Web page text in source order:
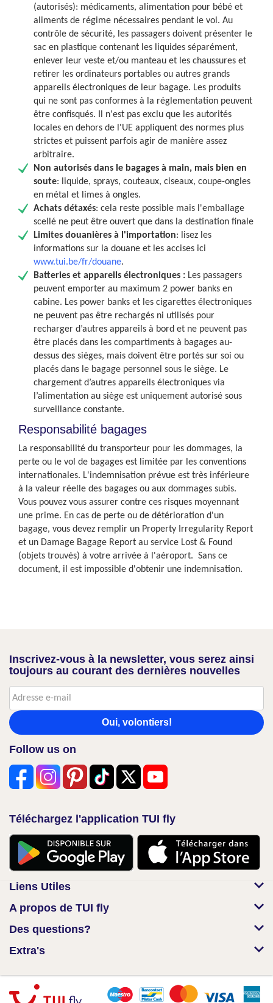
(autorisés): médicaments, alimentation pour bébé et
aliments de régime nécessaires pendant le vol. Au
contrôle de sécurité, les passagers doivent présenter le
sac en plastique contenant les liquides séparément,
enlever leur veste et/ou manteau et les chaussures et
retirer les ordinateurs portables ou autres grands
appareils électroniques de leur bagage. Les produits
qui ne sont pas conformes à la réglementation peuvent
être confisqués. Il n'est pas exclu que les autorités
locales en dehors de l'UE appliquent des normes plus
strictes et puissent parfois agir de manière assez
arbitraire.
Non autorisés dans le bagages à main, mais bien en
soute: liquide, sprays, couteaux, ciseaux, coupe-ongles
en métal et limes à ongles.
Achats détaxés: cela reste possible mais l'emballage
scellé ne peut être ouvert que dans la destination finale
Limites douanières à l'importation: lisez les
informations sur la douane et les accises ici
www.tui.be/fr/douane.
Batteries et appareils électroniques : Les passagers
peuvent emporter au maximum 2 power banks en
cabine. Les power banks et les cigarettes électroniques
ne peuvent pas être rechargés ni utilisés pour
recharger d’autres appareils à bord et ne peuvent pas
être placés dans les compartiments à bagages au-
dessus des sièges, mais doivent être portés sur soi ou
placés dans le bagage personnel sous le siège. Le
chargement d’autres appareils électroniques via
l’alimentation au siège est uniquement autorisé sous
surveillance constante.
Responsabilité bagages
La responsabilité du transporteur pour les dommages, la
perte ou le vol de bagages est limitée par les conventions
internationales. L'indemnisation prévue est très inférieure
à la valeur réelle des bagages ou aux dommages subis.
Vous pouvez vous assurer contre ces risques moyennant
une prime. En cas de perte ou de détérioration d'un
bagage, vous devez remplir un Property Irregularity Report
et un Damage Bagage Report au service Lost & Found
(objets trouvés) à votre arrivée à l'aéroport. Sans ce
document, il est impossible d'obtenir une indemnisation.
Inscrivez-vous à la newsletter, vous serez ainsi
toujours au courant des dernières nouvelles
Oui, volontiers!
Follow us on
Téléchargez l'application TUI fly
Liens Utiles
A propos de TUI fly
Des questions?
Extra's